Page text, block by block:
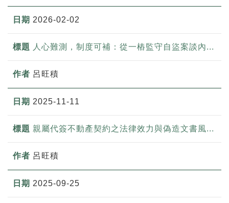
2026-02-02
人心難測，制度可補：從一樁監守自盜案談內...
呂旺積
2025-11-11
親屬代簽不動產契約之法律效力與偽造文書風...
呂旺積
2025-09-25